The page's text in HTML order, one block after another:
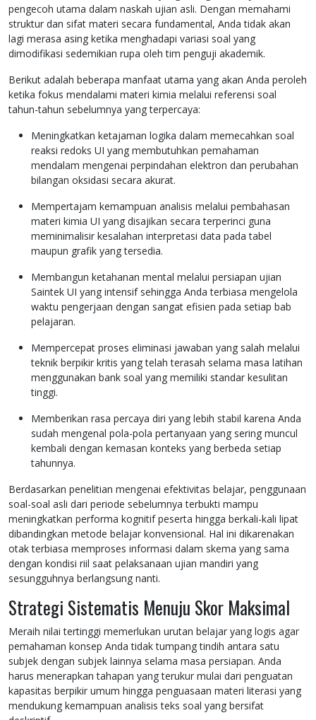
pengecoh utama dalam naskah ujian asli. Dengan memahami
struktur dan sifat materi secara fundamental, Anda tidak akan
lagi merasa asing ketika menghadapi variasi soal yang
dimodifikasi sedemikian rupa oleh tim penguji akademik.
Berikut adalah beberapa manfaat utama yang akan Anda peroleh
ketika fokus mendalami materi kimia melalui referensi soal
tahun-tahun sebelumnya yang terpercaya:
Meningkatkan ketajaman logika dalam memecahkan soal
reaksi redoks UI yang membutuhkan pemahaman
mendalam mengenai perpindahan elektron dan perubahan
bilangan oksidasi secara akurat.
Mempertajam kemampuan analisis melalui pembahasan
materi kimia UI yang disajikan secara terperinci guna
meminimalisir kesalahan interpretasi data pada tabel
maupun grafik yang tersedia.
Membangun ketahanan mental melalui persiapan ujian
Saintek UI yang intensif sehingga Anda terbiasa mengelola
waktu pengerjaan dengan sangat efisien pada setiap bab
pelajaran.
Mempercepat proses eliminasi jawaban yang salah melalui
teknik berpikir kritis yang telah terasah selama masa latihan
menggunakan bank soal yang memiliki standar kesulitan
tinggi.
Memberikan rasa percaya diri yang lebih stabil karena Anda
sudah mengenal pola-pola pertanyaan yang sering muncul
kembali dengan kemasan konteks yang berbeda setiap
tahunnya.
Berdasarkan penelitian mengenai efektivitas belajar, penggunaan
soal-soal asli dari periode sebelumnya terbukti mampu
meningkatkan performa kognitif peserta hingga berkali-kali lipat
dibandingkan metode belajar konvensional. Hal ini dikarenakan
otak terbiasa memproses informasi dalam skema yang sama
dengan kondisi riil saat pelaksanaan ujian mandiri yang
sesungguhnya berlangsung nanti.
Strategi Sistematis Menuju Skor Maksimal
Meraih nilai tertinggi memerlukan urutan belajar yang logis agar
pemahaman konsep Anda tidak tumpang tindih antara satu
subjek dengan subjek lainnya selama masa persiapan. Anda
harus menerapkan tahapan yang terukur mulai dari penguatan
kapasitas berpikir umum hingga penguasaan materi literasi yang
mendukung kemampuan analisis teks soal yang bersifat